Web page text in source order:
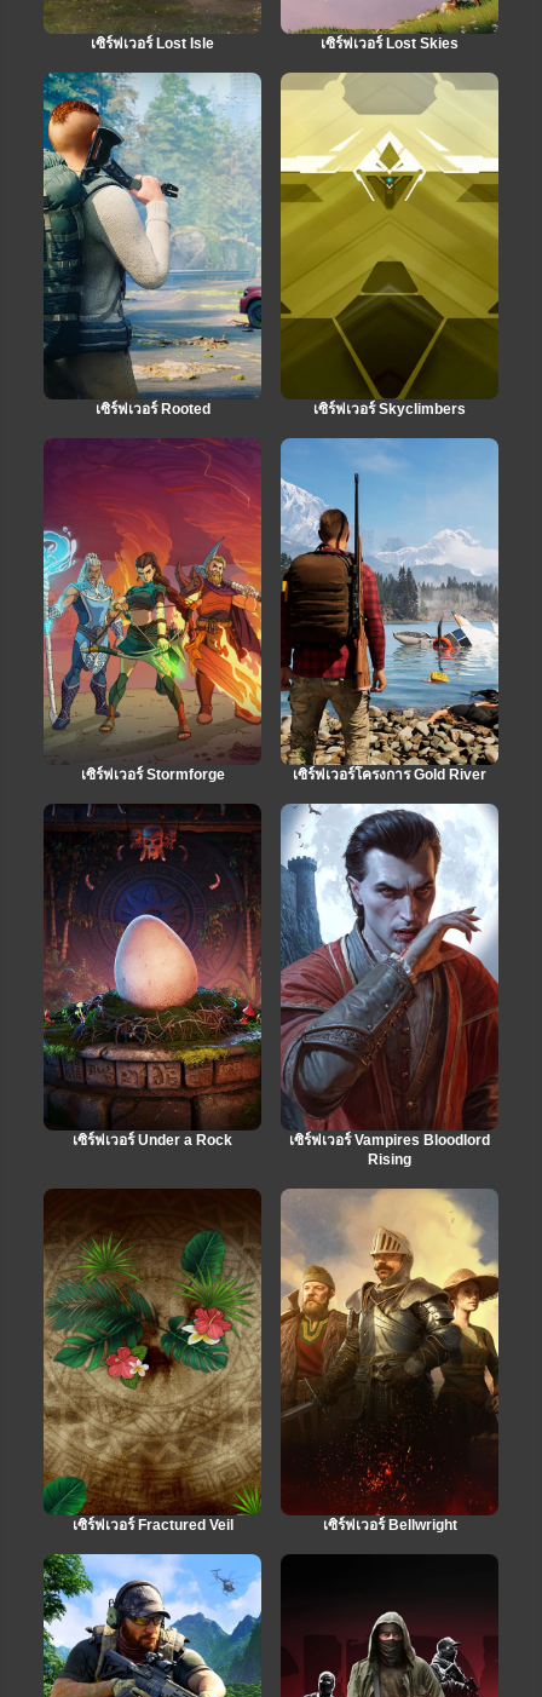
เซิร์ฟเวอร์ Lost Isle เซิร์ฟเวอร์ Lost Skies
เซิร์ฟเวอร์ Rooted เซิร์ฟเวอร์ Skyclimbers
เซิร์ฟเวอร์ Stormforge เซิร์ฟเวอร์โครงการ Gold River
เซิร์ฟเวอร์ Under a Rock
เซิร์ฟเวอร์ Vampires Bloodlord
Rising
เซิร์ฟเวอร์ Fractured Veil เซิร์ฟเวอร์ Bellwright